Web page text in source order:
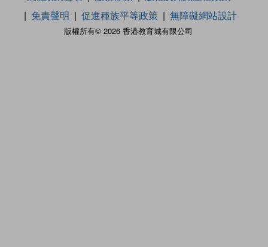
版權所有© 2026 香港教育城有限公司
免責聲明
促進種族平等政策 無障礙網站設計